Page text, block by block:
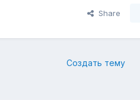
Share
Создать тему